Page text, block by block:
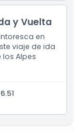
y Vuelta
en
viaje de ida
Alpes